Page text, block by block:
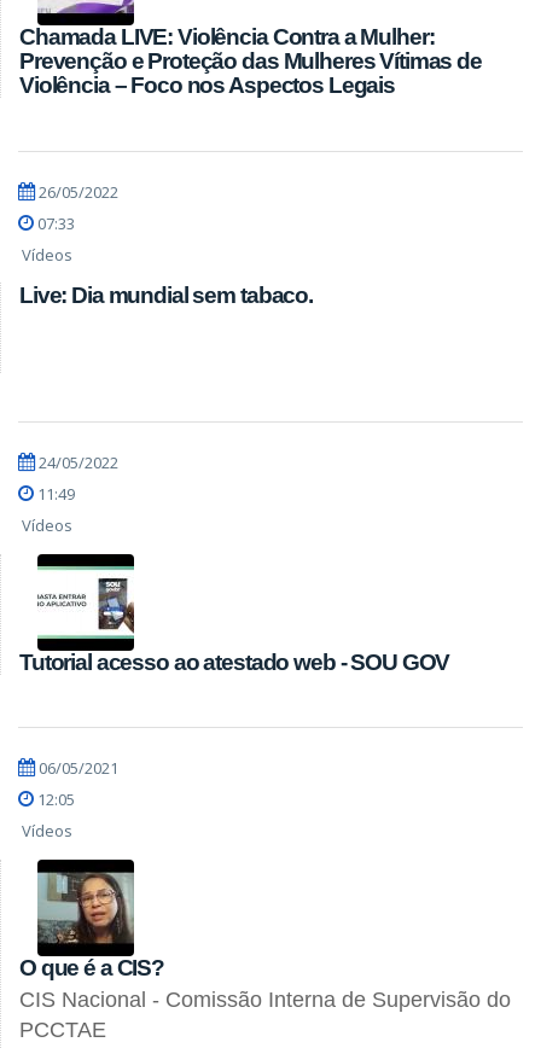
Chamada LIVE: Violência Contra a Mulher:
Prevenção e Proteção das Mulheres Vítimas de
Violência – Foco nos Aspectos Legais
26/05/2022
07:33
Vídeos
Live: Dia mundial sem tabaco.
24/05/2022
11:49
Vídeos
Tutorial acesso ao atestado web - SOU GOV
06/05/2021
12:05
Vídeos
O que é a CIS?
CIS Nacional - Comissão Interna de Supervisão do
PCCTAE